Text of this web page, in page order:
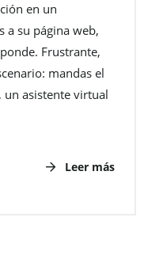
en un
a su página web,
Frustrante,
mandas el
un asistente virtual
Leer más